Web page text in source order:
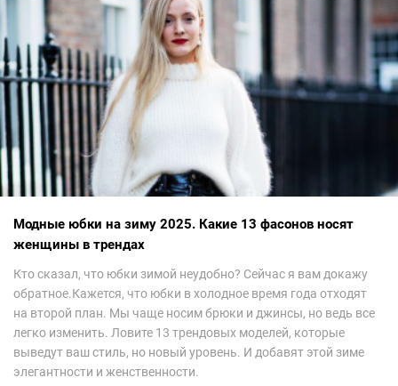
Модные юбки на зиму 2025. Какие 13 фасонов носят
женщины в трендах
Кто сказал, что юбки зимой неудобно? Сейчас я вам докажу
обратное.Кажется, что юбки в холодное время года отходят
на второй план. Мы чаще носим брюки и джинсы, но ведь все
легко изменить. Ловите 13 трендовых моделей, которые
выведут ваш стиль, но новый уровень. И добавят этой зиме
элегантности и женственности.